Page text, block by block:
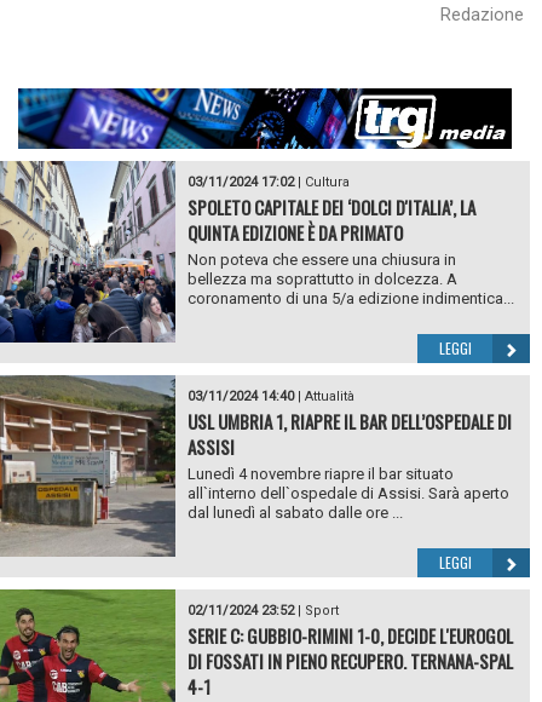
Redazione
03/11/2024 17:02| Cultura
SPOLETO CAPITALE DEI ‘DOLCI D'ITALIA’, LA
QUINTA EDIZIONE È DA PRIMATO
Non poteva che essere una chiusura in
bellezza ma soprattutto in dolcezza. A
coronamento di una 5/a edizione indimentica...
LEGGI
03/11/2024 14:40| Attualità
USL UMBRIA 1, RIAPRE IL BAR DELL’OSPEDALE DI
ASSISI
Lunedì 4 novembre riapre il bar situato
all`interno dell`ospedale di Assisi. Sarà aperto
dal lunedì al sabato dalle ore ...
LEGGI
02/11/2024 23:52| Sport
SERIE C: GUBBIO-RIMINI 1-0, DECIDE L'EUROGOL
DI FOSSATI IN PIENO RECUPERO. TERNANA-SPAL
4-1